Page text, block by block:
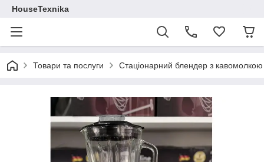
HouseTexnika
Товари та послуги Стаціонарний блендер з